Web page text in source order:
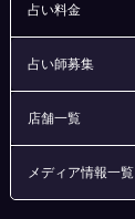
占い料金
占い師募集
店舗一覧
メディア情報一覧